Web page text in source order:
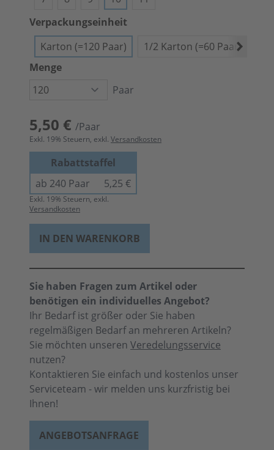
Verpackungseinheit
Karton (=120 Paar)
1/2 Karton (=60 Paar)
Menge
Paar
5,50 € /Paar
Exkl. 19% Steuern, exkl. Versandkosten
Rabattstaffel
ab 240 Paar
5,25 €
Exkl. 19% Steuern, exkl.
Versandkosten
IN DEN WARENKORB
Sie haben Fragen zum Artikel oder
benötigen ein individuelles Angebot?
Ihr Bedarf ist größer oder Sie haben
regelmäßigen Bedarf an mehreren Artikeln?
Sie möchten unseren Veredelungsservice
nutzen?
Kontaktieren Sie einfach und kostenlos unser
Serviceteam - wir melden uns kurzfristig bei
Ihnen!
ANGEBOTSANFRAGE